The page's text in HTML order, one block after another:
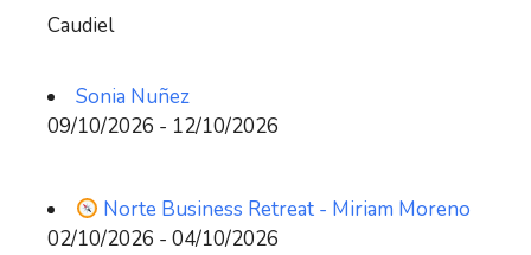
Caudiel
Sonia Nuñez
09/10/2026 - 12/10/2026
Norte Business Retreat - Miriam Moreno
02/10/2026 - 04/10/2026